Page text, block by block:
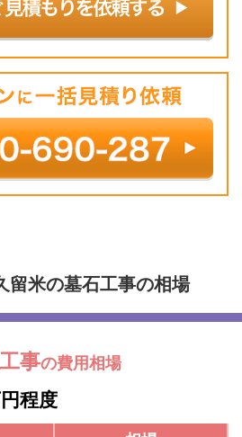
留米の墓石工事の相場
事の費用相場
程度